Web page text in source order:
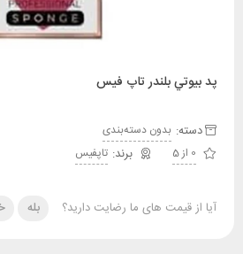
پد بيوتي بلندر تاپ فیس
دسته: بدون دسته‌بندی
0 از 5
تاپفیس
آیا از قیمت های ما رضایت دارید؟ بله